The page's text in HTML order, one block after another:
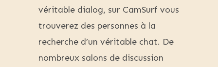
véritable dialog, sur CamSurf vous
trouverez des personnes à la
recherche d’un véritable chat. De
nombreux salons de discussion